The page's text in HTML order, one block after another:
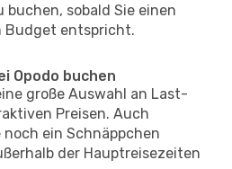
sobald Sie einen
Budget entspricht.
Opodo buchen
große Auswahl an Last-
Preisen. Auch
ein Schnäppchen
der Hauptreisezeiten